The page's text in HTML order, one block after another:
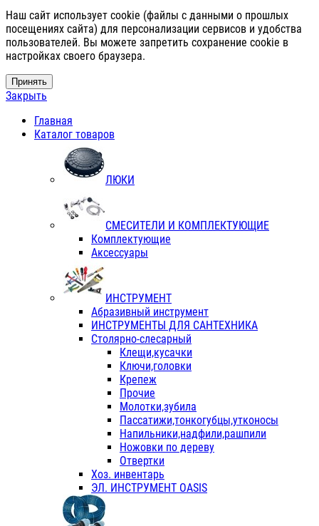
Наш сайт использует cookie (файлы с данными о прошлых
посещениях сайта) для персонализации сервисов и удобства
пользователей. Вы можете запретить сохранение cookie в
настройках своего браузера.
Принять
Закрыть
Главная
Каталог товаров
ЛЮКИ
СМЕСИТЕЛИ И КОМПЛЕКТУЮЩИЕ
Комплектующие
Аксессуары
ИНСТРУМЕНТ
Абразивный инструмент
ИНСТРУМЕНТЫ ДЛЯ САНТЕХНИКА
Столярно-слесарный
Клещи,кусачки
Ключи,головки
Крепеж
Прочие
Молотки,зубила
Пассатижи,тонкогубцы,утконосы
Напильники,надфили,рашпили
Ножовки по дереву
Отвертки
Хоз. инвентарь
ЭЛ. ИНСТРУМЕНТ OASIS